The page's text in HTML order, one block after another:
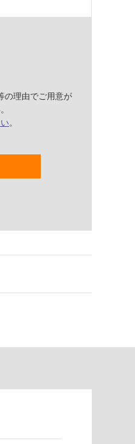
の理由でご用意が
。